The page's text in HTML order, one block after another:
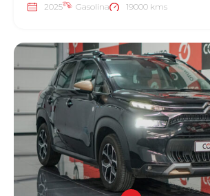
2025 Gasolina 19000 kms